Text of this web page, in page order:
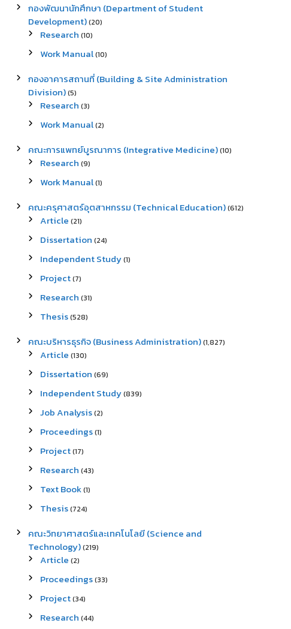
กองพัฒนานักศึกษา (Department of Student
Development)(20)
Research (10)
Work Manual(10)
กองอาคารสถานที่ (Building & Site Administration
Division)(5)
Research (3)
Work Manual(2)
คณะการแพทย์บูรณาการ (Integrative Medicine)(10)
Research (9)
Work Manual(1)
คณะครุศาสตร์อุตสาหกรรม (Technical Education)(612)
Article (21)
Dissertation (24)
Independent Study(1)
Project(7)
Research (31)
Thesis(528)
คณะบริหารธุรกิจ (Business Administration)(1,827)
Article (130)
Dissertation (69)
Independent Study(839)
Job Analysis(2)
Proceedings(1)
Project(17)
Research (43)
Text Book(1)
Thesis(724)
คณะวิทยาศาสตร์และเทคโนโลยี (Science and
Technology)(219)
Article (2)
Proceedings(33)
Project(34)
Research (44)